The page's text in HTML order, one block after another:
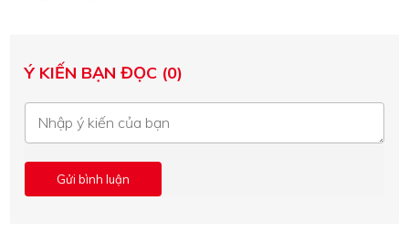
Ý KIẾN BẠN ĐỌC (0)